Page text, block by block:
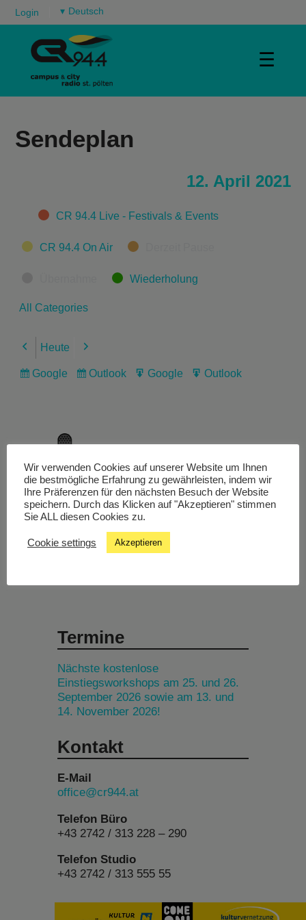
Login ▾
☰
Sendeplan
12. April 2021
CategoriesCR 94.4 Live - Festivals & Events
CR 94.4 On Air
Wiederholung
All Categories
Previous
Heute Next
Subscribe
Google
Subscribe
Outlook
Export
Google
Export
Outlook
Livestream
Studiochat
Termine
Nächste kostenlose
Einstiegsworkshops am 25. und 26.
September 2026 sowie am 13. und
14. November 2026!
Kontakt
E-Mail
office@cr944.at
Telefon Büro
+43 2742 / 313 228 – 290
Telefon Studio
+43 2742 / 313 555 55
Wir verwenden Cookies auf unserer Website um Ihnen
die bestmögliche Erfahrung zu gewährleisten, indem wir
Ihre Präferenzen für den nächsten Besuch der Website
speichern. Durch das Klicken auf "Akzeptieren" stimmen
Sie ALL diesen Cookies zu.
Cookie settings Akzeptieren